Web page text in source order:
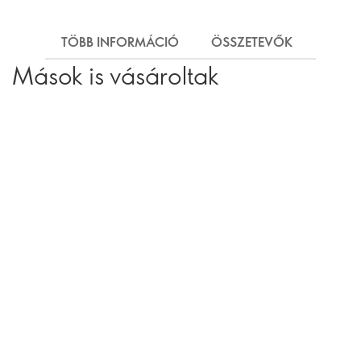
TÖBB INFORMÁCIÓ ÖSSZETEVŐK
Mások is vásároltak